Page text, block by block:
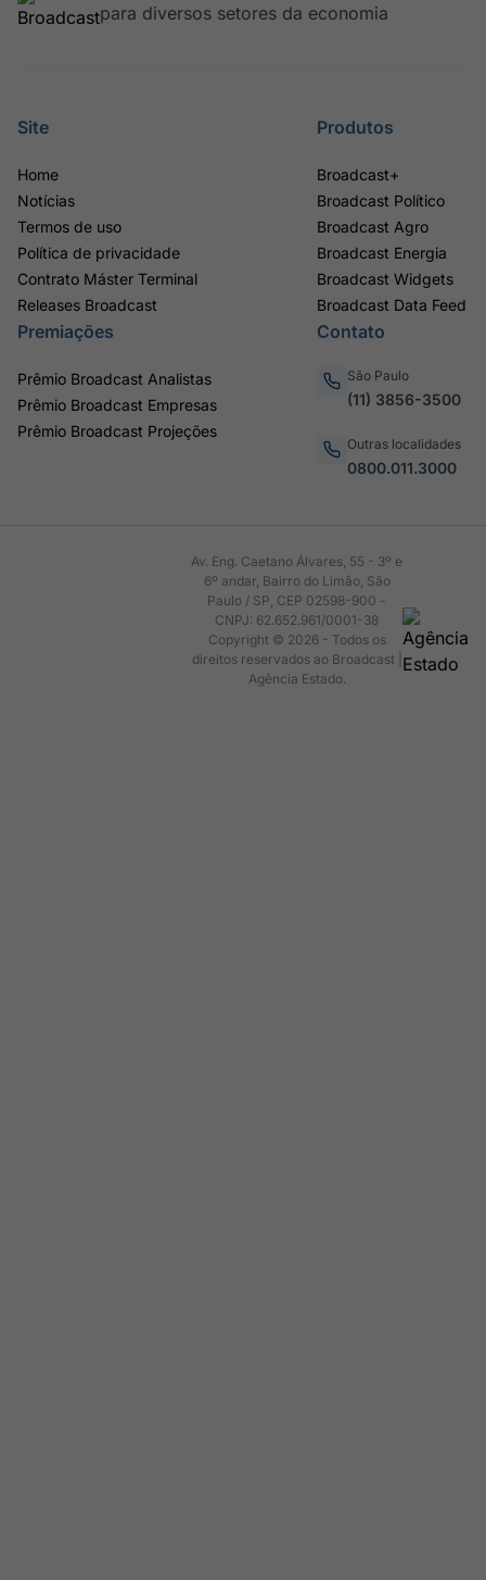
para diversos setores da economia
Site
Home
Notícias
Termos de uso
Política de privacidade
Contrato Máster Terminal
Releases Broadcast
Produtos
Broadcast+
Broadcast Político
Broadcast Agro
Broadcast Energia
Broadcast Widgets
Broadcast Data Feed
Premiações
Prêmio Broadcast Analistas
Prêmio Broadcast Empresas
Prêmio Broadcast Projeções
Contato
São Paulo
(11) 3856-3500
Outras localidades
0800.011.3000
Av. Eng. Caetano Álvares, 55 - 3º e
6º andar, Bairro do Limão, São
Paulo / SP, CEP 02598-900 -
CNPJ: 62.652.961/0001-38
Copyright © 2026 - Todos os
direitos reservados ao Broadcast |
Agência Estado.